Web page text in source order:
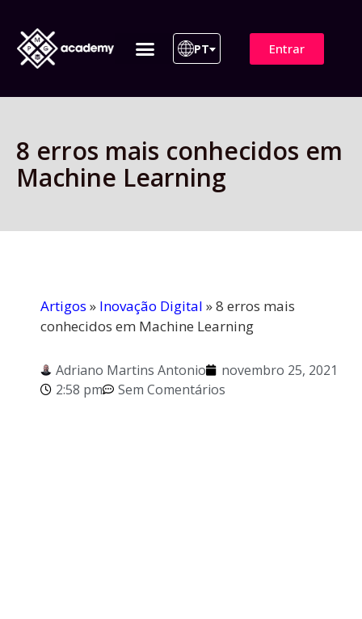
PT Entrar
8 erros mais conhecidos em
Machine Learning
Artigos » Inovação Digital »8 erros mais
conhecidos em Machine Learning
Adriano Martins Antonio
novembro 25, 2021
2:58 pm
Sem Comentários